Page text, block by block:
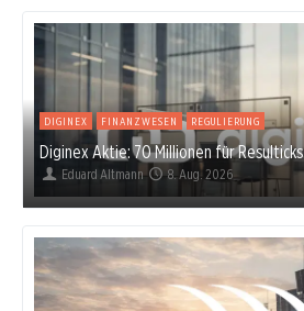
DIGINEX FINANZWESEN REGULIERUNG
Diginex Aktie: 70 Millionen für Resulticks
Eduard Altmann 8. Aug. 2026